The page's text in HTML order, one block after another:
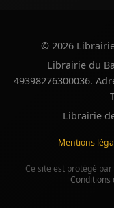
© 2026
Librairie du
49398276300036.
Librairie
Mentions
Ce site est protégé par